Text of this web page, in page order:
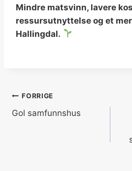
Mindre matsvinn, lavere
ressursutnyttelse og et
Hallingdal.
FORRIGE
Gol samfunnshus